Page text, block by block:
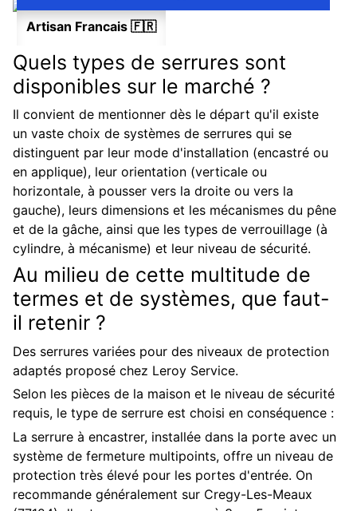
Artisan Francais 🇫🇷
Quels types de serrures sont
disponibles sur le marché ?
Il convient de mentionner dès le départ qu'il existe
un vaste choix de systèmes de serrures qui se
distinguent par leur mode d'installation (encastré ou
en applique), leur orientation (verticale ou
horizontale, à pousser vers la droite ou vers la
gauche), leurs dimensions et les mécanismes du pêne
et de la gâche, ainsi que les types de verrouillage (à
cylindre, à mécanisme) et leur niveau de sécurité.
Au milieu de cette multitude de
termes et de systèmes, que faut-
il retenir ?
Des serrures variées pour des niveaux de protection
adaptés proposé chez Leroy Service.
Selon les pièces de la maison et le niveau de sécurité
requis, le type de serrure est choisi en conséquence :
La serrure à encastrer, installée dans la porte avec un
système de fermeture multipoints, offre un niveau de
protection très élevé pour les portes d'entrée. On
recommande généralement sur Cregy-Les-Meaux